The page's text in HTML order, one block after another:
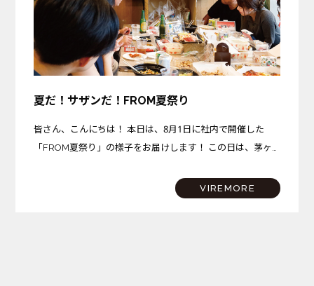
夏だ！サザンだ！FROM夏祭り
皆さん、こんにちは！ 本日は、8月1日に社内で開催した
「FROM夏祭り」の様子をお届けします！ この日は、茅ヶ
ンビーチちがさきでは花火大会も開催されるという、まさに
VIREMORE